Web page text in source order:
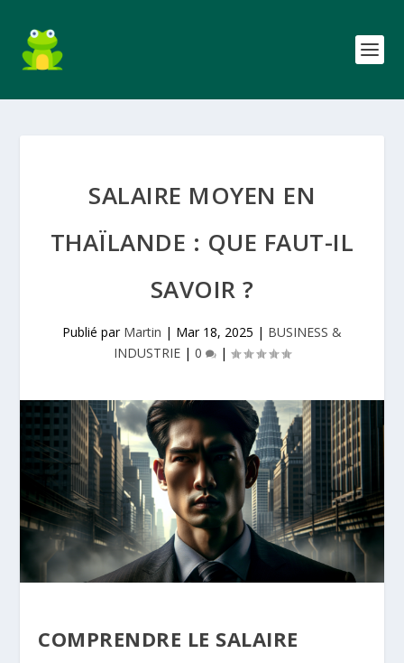
SALAIRE MOYEN EN
THAÏLANDE : QUE FAUT-IL
SAVOIR ?
Publié par Martin | Mar 18, 2025 | BUSINESS &
INDUSTRIE | 0 |
COMPRENDRE LE SALAIRE